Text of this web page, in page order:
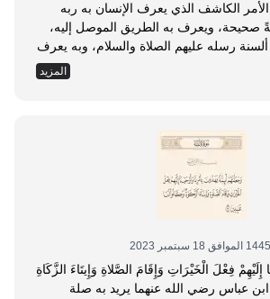
الأمر الكاشف الذي يعرف الإنسان به ربه
صحيحة، ويعرف به الطريق الموصل إليه،
رسله عليهم الصلاة والسلام، وبه يعرف
الدار التي يصير الناس إليها. والتبصر: هو التمهُّل والأناة في تبين
في علاجها على بصيرة ورشد، والتبصر
المزيد
إِلَيْهِمْ فِعْلَ الْخَيْرَاتِ وَإِقَامَ الصَّلاةِ وَإِيتَاءَ الزَّكَاةِ
73]. قال ابن عباس رضي الله عنهما يريد به صلة